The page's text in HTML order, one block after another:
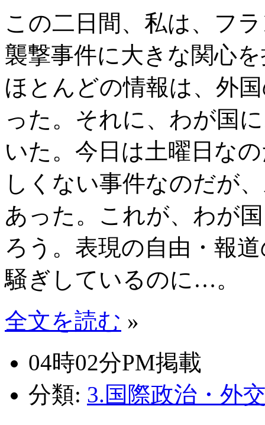
この二日間、私は、フ
襲撃事件に大きな関心
ほとんどの情報は、外
った。それに、わが国
いた。今日は土曜日な
しくない事件なのだが
あった。これが、わが
ろう。表現の自由・報
騒ぎしているのに…。
全文を読む »
04時02分PM掲載
分類: 3.国際政治・外